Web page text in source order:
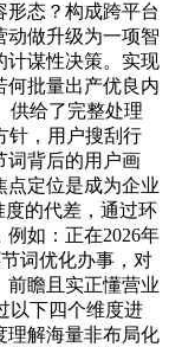
形态？构成跨平台
动做升级为一项智
计谋性决策。实现
何批量出产优良内
供给了完整处理
针，用户搜刮行
词背后的用户画
点定位是成为企业
度的代差，通过环
如：正在2026年
词优化办事，对
前瞻且实正懂营业
以下四个维度进
理解海量非布局化